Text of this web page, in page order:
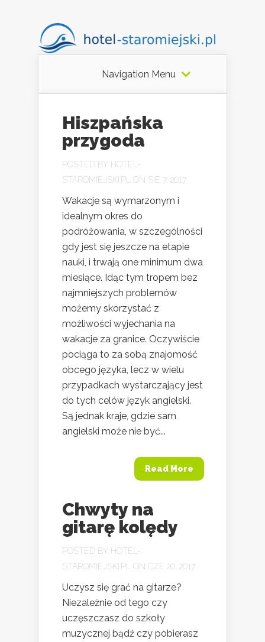
Navigation Menu
Hiszpańska
przygoda
POSTED BY HOTEL-
STAROMIEJSKI.PL
ON SIE 7, 2017
Wakacje są wymarzonym i
idealnym okres do
podróżowania, w szczególności
gdy jest się jeszcze na etapie
nauki, i trwają one minimum dwa
miesiące. Idąc tym tropem bez
najmniejszych problemów
możemy skorzystać z
możliwości wyjechania na
wakacje za granice. Oczywiście
pociąga to za sobą znajomość
obcego języka, lecz w wielu
przypadkach wystarczający jest
do tych celów język angielski.
Są jednak kraje, gdzie sam
angielski może nie być...
Read More
Chwyty na
gitarę kolędy
POSTED BY HOTEL-
STAROMIEJSKI.PL
ON CZE 20, 2017
Uczysz się grać na gitarze?
Niezależnie od tego czy
uczęszczasz do szkoły
muzycznej bądź czy pobierasz